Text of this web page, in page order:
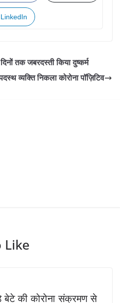
LinkedIn
तक जबरदस्ती किया दुष्कर्म
पदस्थ व्यक्ति निकला कोरोना पॉज़िटिव
Like
बेटे की कोरोना संक्रमण से